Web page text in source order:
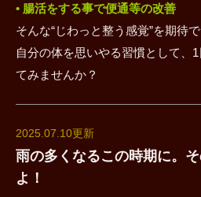
• 腸活をする事で便通等の改善
そんな“じわっと整う感覚”を期待
自分の体を思いやる習慣として、
てみませんか？
2025.07.10更新
雨の多くなるこの時期に。
よ！